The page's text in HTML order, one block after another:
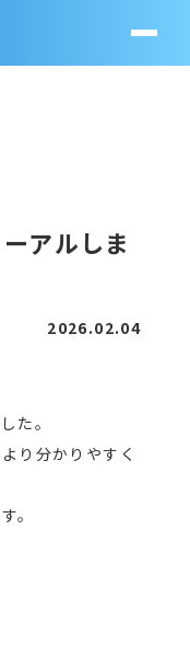
アルしま
2026.02.04
た。
り分かりやすく
。